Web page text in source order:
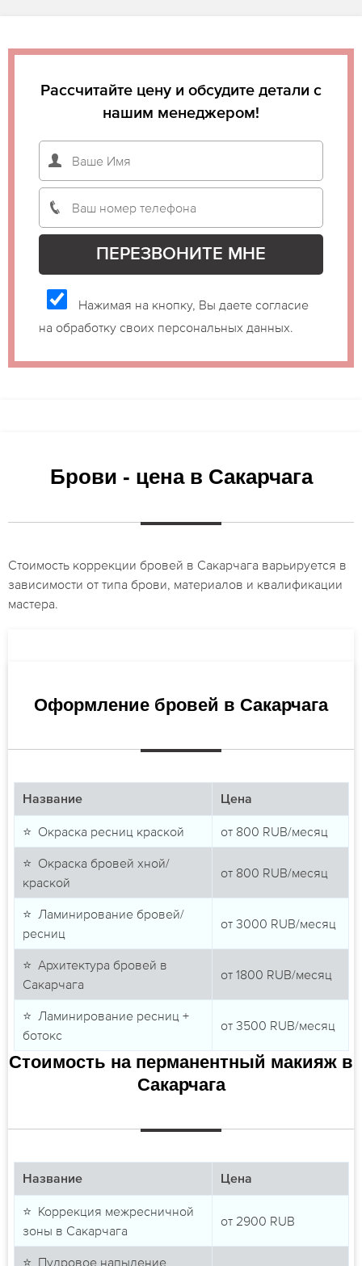
Рассчитайте цену и обсудите детали с
нашим менеджером!
Нажимая на кнопку, Вы даете согласие
на обработку своих персональных данных.
Брови - цена в Сакарчага
Стоимость коррекции бровей в Сакарчага варьируется в
зависимости от типа брови, материалов и квалификации
мастера.
Оформление бровей в Сакарчага
Название Цена
⭐ Окраска ресниц краской от 800 RUB/месяц
⭐ Окраска бровей хной/
краской
от 800 RUB/месяц
⭐ Ламинирование бровей/
ресниц
от 3000 RUB/месяц
⭐ Архитектура бровей в
Сакарчага
от 1800 RUB/месяц
⭐ Ламинирование ресниц +
ботокс
от 3500 RUB/месяц
Стоимость на перманентный макияж в
Сакарчага
Название Цена
⭐ Коррекция межресничной
зоны в Сакарчага
от 2900 RUB
⭐ Пудровое напыление